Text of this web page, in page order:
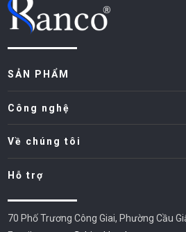
SẢN PHẨM
Công nghệ
Về chúng tôi
Hỗ trợ
70 Phố Trương Công Giai, Phường Cầu